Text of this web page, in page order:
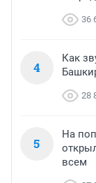
36
4
Как
28
5
На
всем